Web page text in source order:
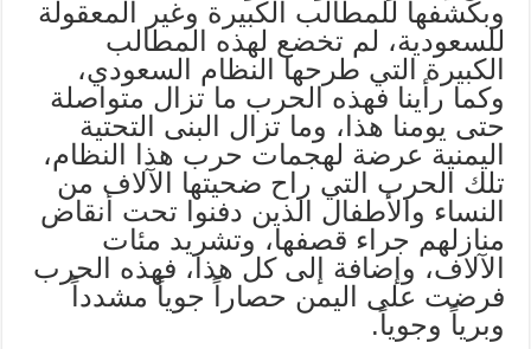
وبكشفها للمطالب الكبيرة وغير المعقولة
للسعودية، لم تخضع لهذه المطالب
الكبيرة التي طرحها النظام السعودي،
وكما رأينا فهذه الحرب ما تزال متواصلة
حتى يومنا هذا، وما تزال البنى التحتية
اليمنية عرضة لهجمات حرب هذا النظام،
تلك الحرب التي راح ضحيتها الآلاف من
النساء والأطفال الذين دفنوا تحت أنقاض
منازلهم جراء قصفها، وتشريد مئات
الآلاف، وإضافة إلى كل هذا، فهذه الحرب
فرضت على اليمن حصاراً جوياً مشدداً
وبرياً وجوياً.